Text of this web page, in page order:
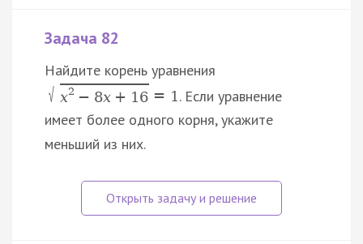
Задача 82
Найдите корень уравнения
√ x2 − 8x + 16 = 1 . Если уравнение
имеет более одного корня, укажите
меньший из них.